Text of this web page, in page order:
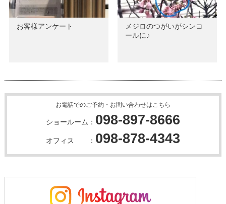
お客様アンケート
メジロのつがいがシンコ
ールに♪
お電話でのご予約・お問い合わせはこちら
ショールーム： 098-897-8666
オフィス ： 098-878-4343